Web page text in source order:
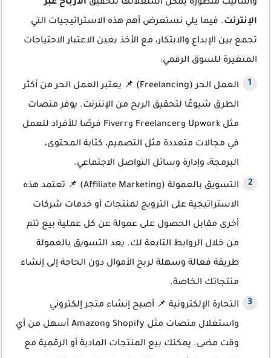
وأساليب متطورة يمكن استغلالها لتحقيق الأرباح عبر
الإنترنت. فيما يلي نستعرض أهم هذه الاستراتيجيات التي
تجمع بين الإبداع والابتكار، مع الأخذ بعين الاعتبار الاحتياجات
المتغيرة للسوق الرقمي:
العمل الحر (Freelancing) 📌 يعتبر العمل الحر من أكثر
الطرق شيوعًا لتحقيق الربح من الإنترنت. يوفر منصات
مثل Upwork وFreelancer وFiverr فرصًا للأفراد للعمل
في مجالات متعددة مثل التصميم، كتابة المحتوى،
البرمجة، وإدارة وسائل التواصل الاجتماعي.
التسويق بالعمولة (Affiliate Marketing) 📌 تعتمد هذه
الاستراتيجية على الترويج لمنتجات أو خدمات شركات
أخرى مقابل الحصول على عمولة عن كل عملية بيع تتم
من خلال الروابط التابعة لك. يعد التسويق بالعمولة
طريقة فعالة وسهلة لربح الأموال دون الحاجة إلى إنشاء
منتجاتك الخاصة.
التجارة الإلكترونية 📌 أصبح إنشاء متجر إلكتروني
واستغلال منصات مثل Shopify وAmazon أسهل من أي
وقت مضى. يمكنك بيع المنتجات المادية أو الرقمية مع